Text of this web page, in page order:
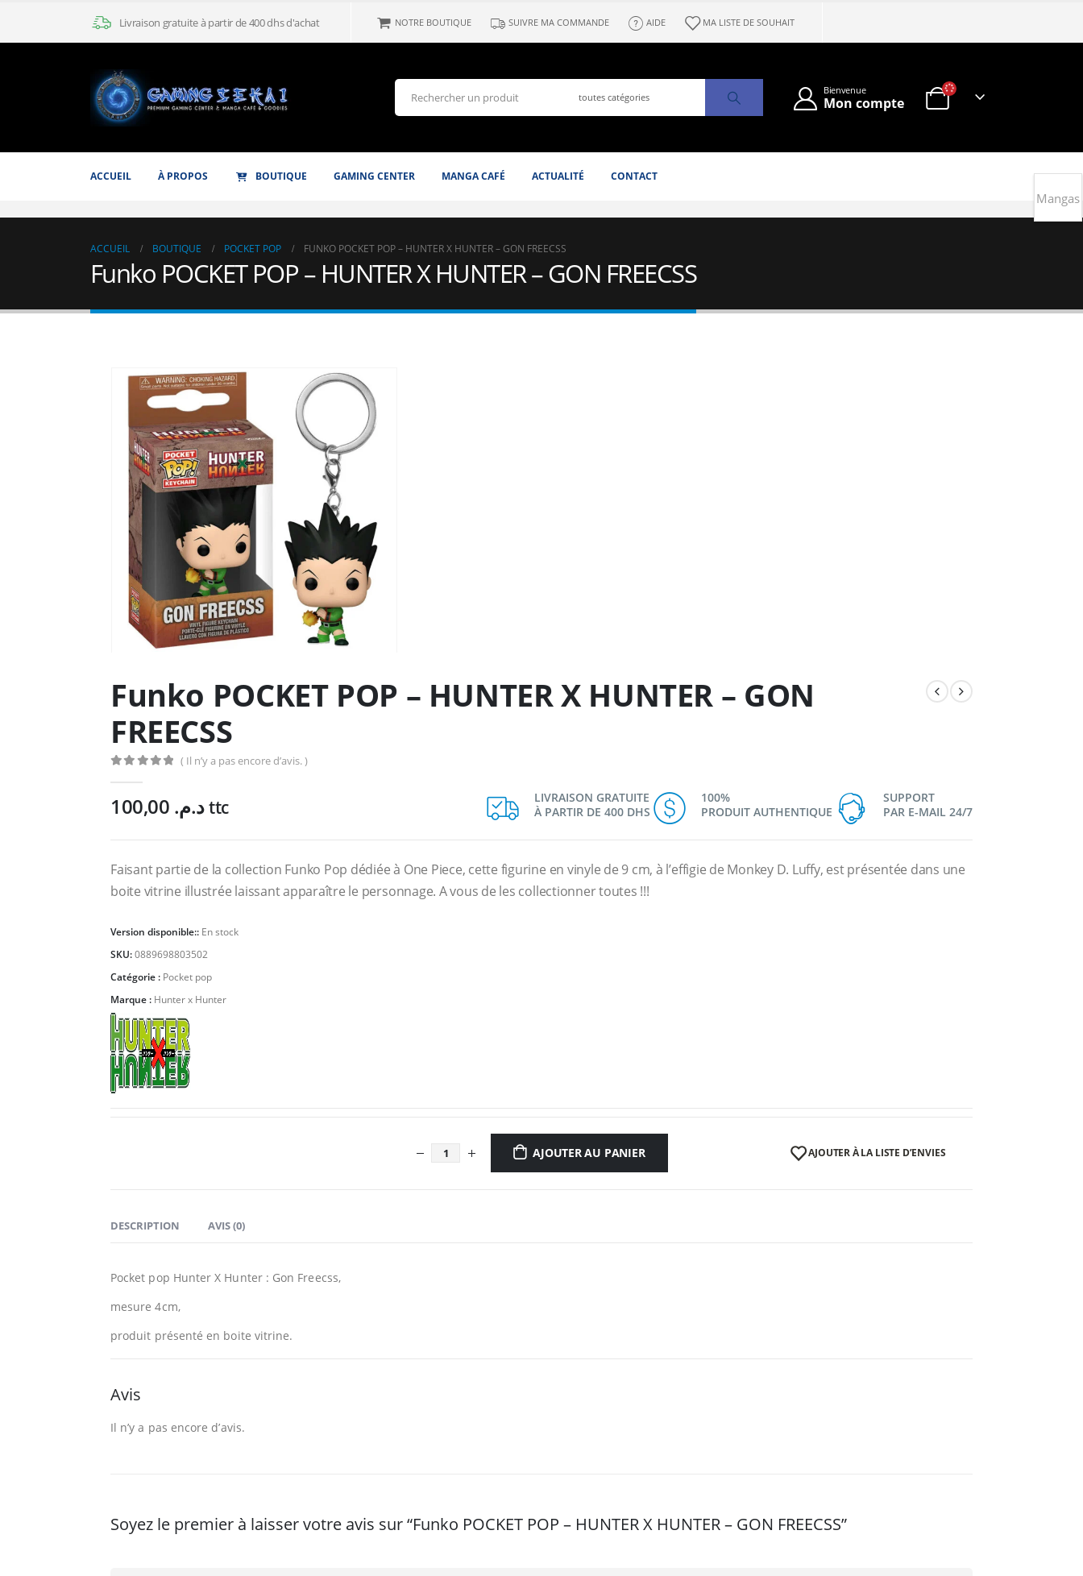
Livraison gratuite à partir de 400 dhs d'achat NOTRE BOUTIQUE SUIVRE MA COMMANDE AIDE MA LISTE DE SOUHAIT
Bienvenue
Mon compte
ACCUEIL À PROPOS BOUTIQUE GAMING CENTER MANGA CAFÉ ACTUALITÉ CONTACT
ACCUEIL BOUTIQUE POCKET POP FUNKO POCKET POP – HUNTER X HUNTER – GON FREECSS
Funko POCKET POP – HUNTER X HUNTER – GON FREECSS
Funko POCKET POP – HUNTER X HUNTER – GON
FREECSS
( Il n’y a pas encore d’avis. )
د.م.ttc
LIVRAISON GRATUITE
À PARTIR DE 400 DHS
100%
PRODUIT AUTHENTIQUE
SUPPORT
PAR E-MAIL 24/7
Faisant partie de la collection Funko Pop dédiée à One Piece, cette figurine en vinyle de 9 cm, à l’effigie de Monkey D. Luffy, est présentée dans une
boite vitrine illustrée laissant apparaître le personnage. A vous de les collectionner toutes !!!
Version disponible:: En stock
SKU:0889698803502
Catégorie : Pocket pop
Marque : Hunter x Hunter
AJOUTER AU PANIER AJOUTER À LA LISTE D’ENVIES
DESCRIPTION AVIS (0)
Pocket pop Hunter X Hunter : Gon Freecss,
mesure 4cm,
produit présenté en boite vitrine.
Avis
Il n’y a pas encore d’avis.
Soyez le premier à laisser votre avis sur “Funko POCKET POP – HUNTER X HUNTER – GON FREECSS”
Mangas